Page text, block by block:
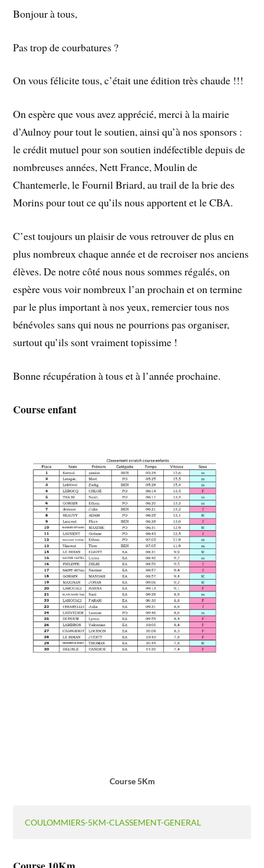
Bonjour à tous,
Pas trop de courbatures ?
On vous félicite tous, c’était une édition très chaude !!!
On espère que vous avez apprécié, merci à la mairie
d’Aulnoy pour tout le soutien, ainsi qu’à nos sponsors :
le crédit mutuel pour son soutien indéfectible depuis de
nombreuses années, Nett France, Moulin de
Chantemerle, le Fournil Briard, au trail de la brie des
Morins pour tout ce qu’ils nous apportent et le CBA.
C’est toujours un plaisir de vous retrouver de plus en
plus nombreux chaque année et de recroiser nos anciens
élèves. De notre côté nous nous sommes régalés, on
espère vous voir nombreux l’an prochain et on termine
par le plus important à nos yeux, remercier tous nos
bénévoles sans qui nous ne pourrions pas organiser,
surtout qu’ils sont vraiment topissime !
Bonne récupération à tous et à l’année prochaine.
Course enfant
Course 5Km
COULOMMIERS-5KM-CLASSEMENT-GENERAL